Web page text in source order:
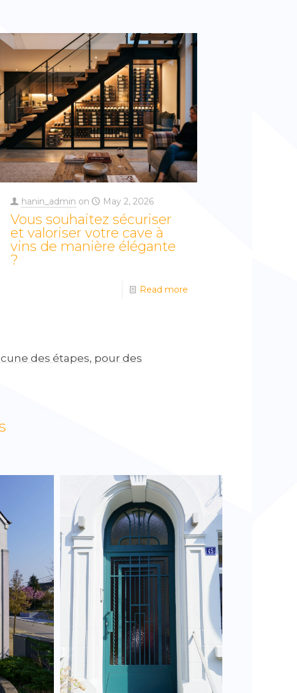
hanin_admin on May 2, 2026
Vous souhaitez sécuriser
et valoriser votre cave à
vins de manière élégante
?
Read more
des étapes, pour des
Rénovation d'une
porte ancienne en
acier.